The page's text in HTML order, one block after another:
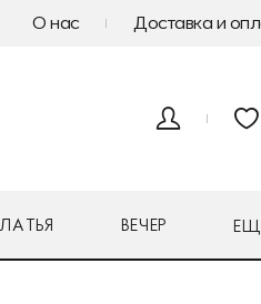
О нас Доставка и
ВЕЧЕР